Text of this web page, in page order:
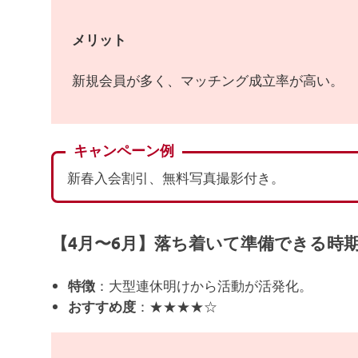
メリット
新規会員が多く、マッチング成立率が高い。
キャンペーン例
新春入会割引、無料写真撮影付き。
【4月〜6月】落ち着いて準備できる時
特徴 ：大型連休明けから活動が活発化。
おすすめ度 ：★★★★☆